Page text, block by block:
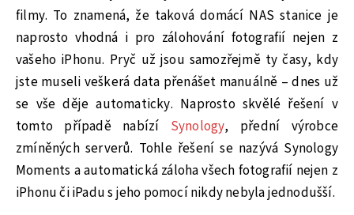
filmy. To znamená, že taková domácí NAS stanice je
naprosto vhodná i pro zálohování fotografií nejen z
vašeho iPhonu. Pryč už jsou samozřejmě ty časy, kdy
jste museli veškerá data přenášet manuálně – dnes už
se vše děje automaticky. Naprosto skvělé řešení v
tomto případě nabízí Synology, přední výrobce
zmíněných serverů. Tohle řešení se nazývá Synology
Moments a automatická záloha všech fotografií nejen z
iPhonu či iPadu s jeho pomocí nikdy nebyla jednodušší.